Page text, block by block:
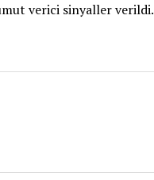
verici sinyaller verildi.